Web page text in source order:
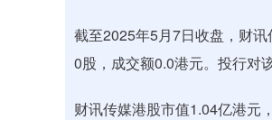
截至2025年5月7日收盘，财
0股，成交额0.0港元。投行对
财讯传媒港股市值1.04亿港元